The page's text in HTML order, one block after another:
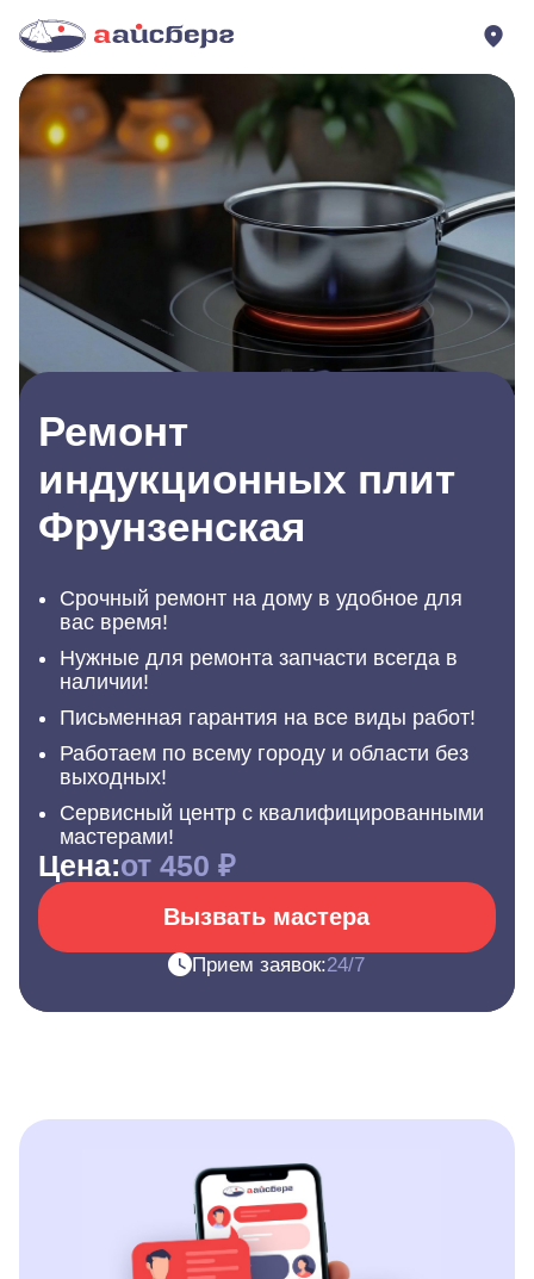
Ремонт
индукционных плит
Фрунзенская
Срочный ремонт на дому в удобное для
вас время!
Нужные для ремонта запчасти всегда в
наличии!
Письменная гарантия на все виды работ!
Работаем по всему городу и области без
выходных!
Сервисный центр с квалифицированными
мастерами!
Цена:от 450 ₽
Вызвать мастера
Прием заявок:24/7